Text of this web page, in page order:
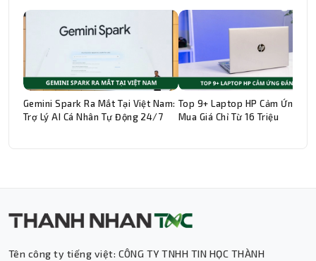
Gemini Spark Ra Mắt Tại Việt Nam:
Trợ Lý AI Cá Nhân Tự Động 24/7
Top 9+ Laptop HP Cảm Ứng
Mua Giá Chỉ Từ 16 Triệu
Tên công ty tiếng việt: CÔNG TY TNHH TIN HỌC THÀNH